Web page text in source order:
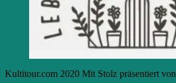
Kultitour.com 2020 Mit Stolz präsentiert von